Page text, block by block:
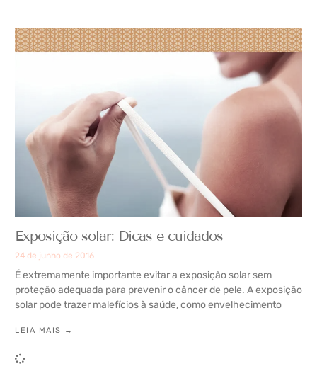
Exposição solar: Dicas e cuidados
24 de junho de 2016
É extremamente importante evitar a exposição solar sem
proteção adequada para prevenir o câncer de pele. A exposição
solar pode trazer malefícios à saúde, como envelhecimento
LEIA MAIS →